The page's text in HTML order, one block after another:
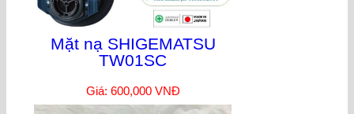
Mặt nạ SHIGEMATSU
TW01SC
Giá: 600,000 VNĐ